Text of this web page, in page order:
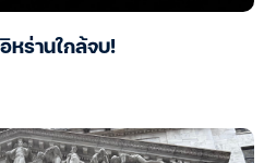
หร่านใกล้จบ!